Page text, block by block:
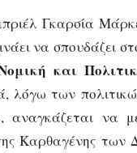
Γκαρσία
να σπουδάζει
και
λόγω των
αναγκάζεται να
Καρθαγένης των